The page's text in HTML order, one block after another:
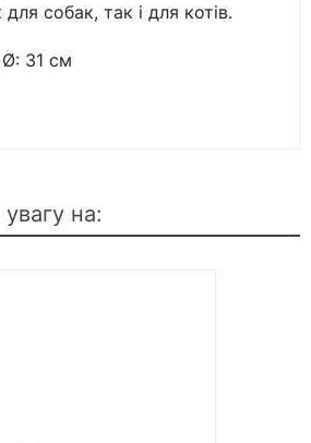
собак, так і для котів.
31 см
на: